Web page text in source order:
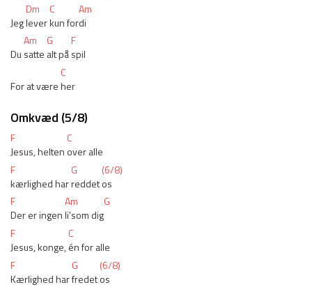
Dm
C
Am
Jeg lever kun fordi
Am
G
F
Du satte alt på spil
C
For at være her
Omkvæd (5/8)
F
C
Jesus, helten over alle
F
G
(6/8)
kærlighed har reddet os
F
Am
G
Der er ingen li'som dig
F
C
Jesus, konge, én for alle
F
G
(6/8)
Kærlighed har fredet os